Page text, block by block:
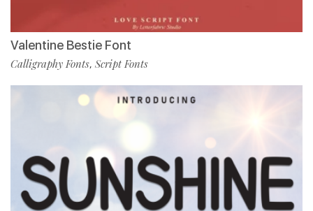
Valentine Bestie Font
Calligraphy Fonts, Script Fonts